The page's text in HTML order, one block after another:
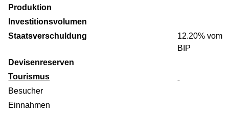
Produktion
Investitionsvolumen
Staatsverschuldung
12.20% vom
BIP
Devisenreserven
Tourismus
Besucher
Einnahmen